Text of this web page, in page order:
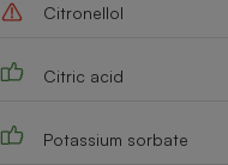
Citronellol
Citric acid
Potassium sorbate